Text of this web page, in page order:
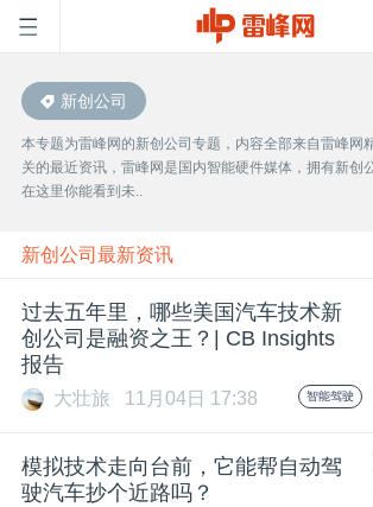
首
页
雷
峰
网
公
新创公司
本专题为雷峰网的新创公司专题，内容全部来自雷峰网
关的最近资讯，雷峰网是国内智能硬件媒体，拥有新创
在这里你能看到未..
新创公司最新资讯
过去五年里，哪些美国汽车技术新
创公司是融资之王？| CB Insights
报告
大壮旅 11月04日 17:38 智能驾驶
模拟技术走向台前，它能帮自动驾
驶汽车抄个近路吗？